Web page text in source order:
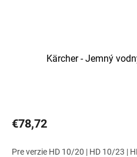
Kärcher - Jemný
€78,72
Pre verzie HD 10/20 | HD 10/23 |